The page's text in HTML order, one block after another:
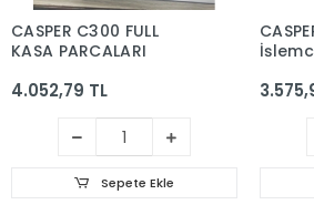
CASPER C300 FULL
KASA PARCALARI
4.052,79 TL
Sepete Ekle